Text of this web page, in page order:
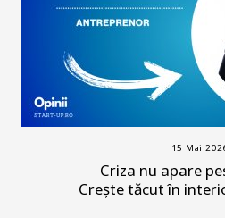
15 Mai
Criza nu apare
Crește tăcut în